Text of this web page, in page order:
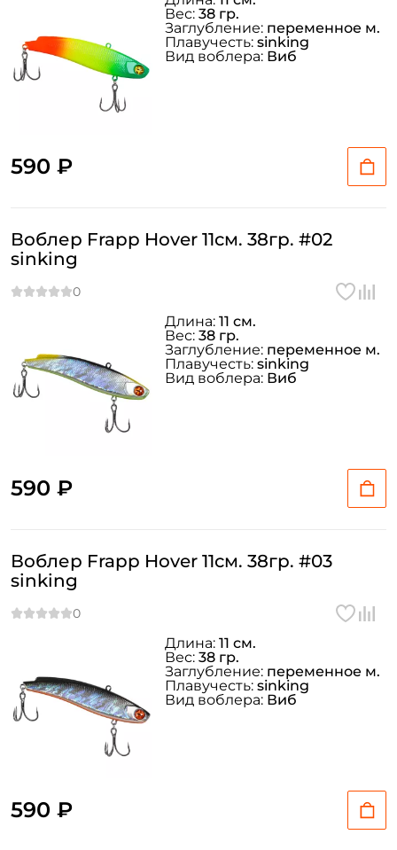
590 ₽
Вес: 38 гр.
Заглубление: переменное м.
Плавучесть: sinking
Вид воблера: Виб
Воблер Frapp Hover 11см. 38гр. #02
sinking
590 ₽
Длина: 11 см.
Вес: 38 гр.
Заглубление: переменное м.
Плавучесть: sinking
Вид воблера: Виб
Воблер Frapp Hover 11см. 38гр. #03
sinking
590 ₽
Длина: 11 см.
Вес: 38 гр.
Заглубление: переменное м.
Плавучесть: sinking
Вид воблера: Виб
Email: *
Номер телефона: *
Заполняя данную форму вы соглашаетесь на обработку
персональных данных
У меня уже есть аккаунт